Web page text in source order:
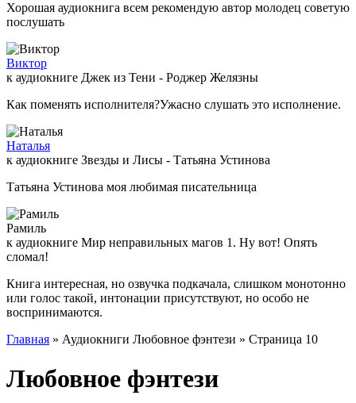
Хорошая аудиокнига всем рекомендую автор молодец советую
послушать
Виктор
к аудиокниге Джек из Тени - Роджер Желязны
Как поменять исполнителя?Ужасно слушать это исполнение.
Наталья
к аудиокниге Звезды и Лисы - Татьяна Устинова
Татьяна Устинова моя любимая писательница
Рамиль
к аудиокниге Мир неправильных магов 1. Ну вот! Опять
сломал!
Книга интересная, но озвучка подкачала, слишком монотонно
или голос такой, интонации присутствуют, но особо не
воспринимаются.
Главная » Аудиокниги Любовное фэнтези » Страница 10
Любовное фэнтези